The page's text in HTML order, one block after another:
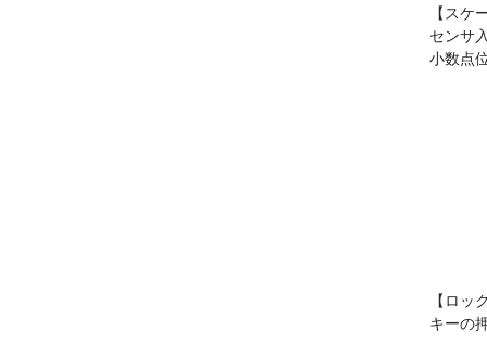
【スケ
センサ
小数点
【ロッ
キーの